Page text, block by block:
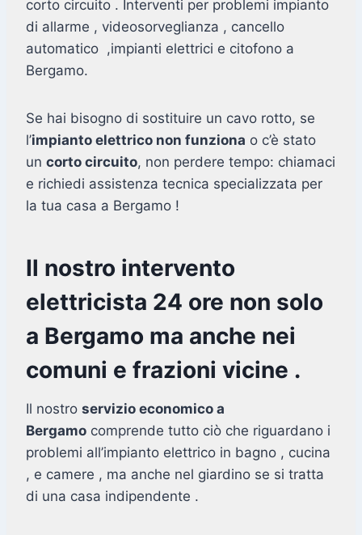
corto circuito . Interventi per problemi impianto
di allarme , videosorveglianza , cancello
automatico ,impianti elettrici e citofono a
Bergamo.
Se hai bisogno di sostituire un cavo rotto, se
l’impianto elettrico non funziona o c’è stato
un corto circuito, non perdere tempo: chiamaci
e richiedi assistenza tecnica specializzata per
la tua casa a Bergamo !
Il nostro intervento
elettricista 24 ore non solo
a Bergamo ma anche nei
comuni e frazioni vicine .
Il nostro servizio economico a
Bergamo comprende tutto ciò che riguardano i
problemi all’impianto elettrico in bagno , cucina
, e camere , ma anche nel giardino se si tratta
di una casa indipendente .